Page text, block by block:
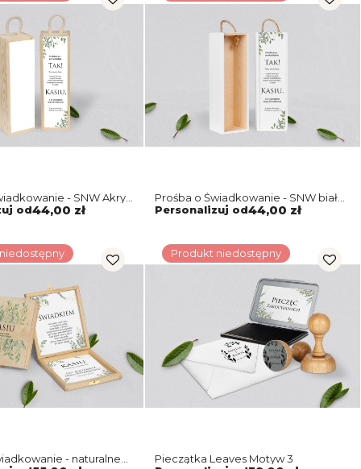
- SNW Akryl
Motyw 3
od44,00 zł
Prośba o Świadkowanie - SNW biała
Leaves Motyw 3
Personalizuj od44,00 zł
- naturalne
Produkt niedostępny
Pieczątka Leaves Motyw 3